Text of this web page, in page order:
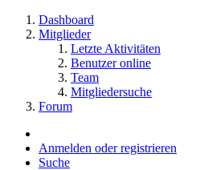
Dashboard
Mitglieder
Letzte Aktivitäten
Benutzer online
Team
Mitgliedersuche
Forum
Anmelden oder registrieren
Suche